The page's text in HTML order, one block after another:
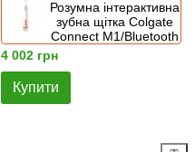
Розумна інтерактивна
зубна щітка Colgate
Connect M1/Bluetooth
4 002 грн
Купити